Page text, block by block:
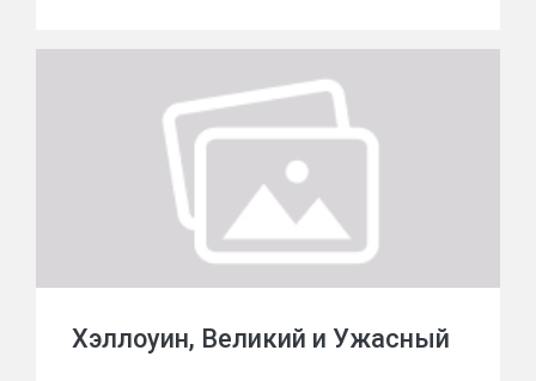
Хэллоуин, Великий и Ужасный